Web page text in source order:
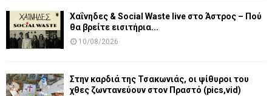
Χαΐνηδες & Social Waste live στο Άστρος – Πού
θα βρείτε εισιτήρια...
10/08/2026
Στην καρδιά της Τσακωνιάς, οι ψίθυροι του
χθες ζωντανεύουν στον Πραστό (pics,vid)